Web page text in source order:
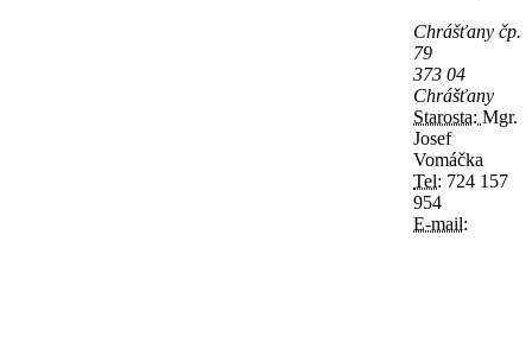
Chrášťany čp.
79
373 04
Chrášťany
Starosta: Mgr.
Josef
Vomáčka
Tel: 724 157
954
E-mail: